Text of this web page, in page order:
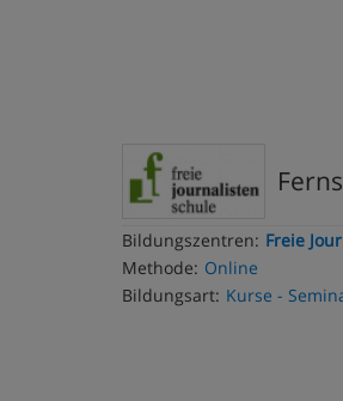
Bildungszentren: Freie
Methode: Online
Bildungsart: Kurse -